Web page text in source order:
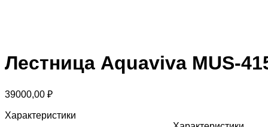
Лестница Aquaviva MUS-
39000,00 ₽
Характеристики